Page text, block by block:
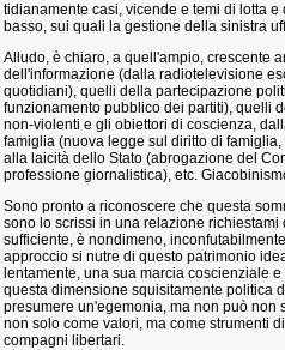
tidianamente casi, vicende e temi di lotta
basso, sui quali la gestione della sinistra
Alludo, è chiaro, a quell'ampio, crescente
dell'informazione (dalla radiotelevisione
quotidiani), quelli della partecipazione
funzionamento pubblico dei partiti), quelli
non-violenti e gli obiettori di coscienza,
famiglia (nuova legge sul diritto di
alla laicità dello Stato (abrogazione del
professione giornalistica), etc.
Sono pronto a riconoscere che questa
sono lo scrissi in una relazione
sufficiente, è nondimeno,
approccio si nutre di questo patrimonio
lentamente, una sua marcia coscienziale
questa dimensione squisitamente politica
presumere un'egemonia, ma non può non
non solo come valori, ma come strumenti
compagni libertari.